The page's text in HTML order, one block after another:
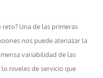
Una de las primeras
nos puede atenazar la
variabilidad de las
niveles de servicio que